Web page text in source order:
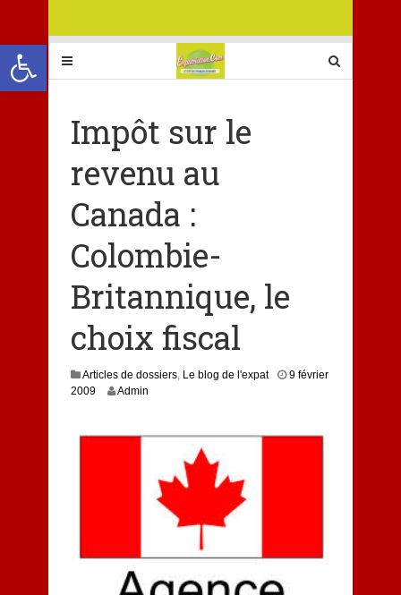
Ouvrir la barre d’outils
Impôt sur le
revenu au
Canada :
Colombie-
Britannique, le
choix fiscal
Articles de dossiers, Le blog de l'expat
9 février
20093
i
Admin